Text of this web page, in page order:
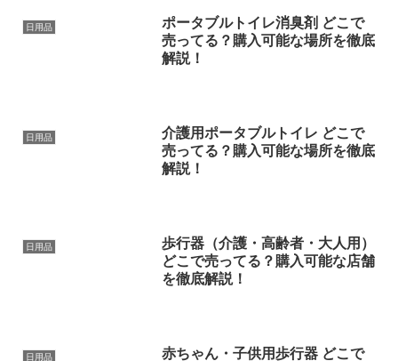
日用品
ポータブルトイレ消臭剤 どこで
売ってる？購入可能な場所を徹底
解説！
日用品
介護用ポータブルトイレ どこで
売ってる？購入可能な場所を徹底
解説！
日用品
歩行器（介護・高齢者・大人用）
どこで売ってる？購入可能な店舗
を徹底解説！
日用品
赤ちゃん・子供用歩行器 どこで